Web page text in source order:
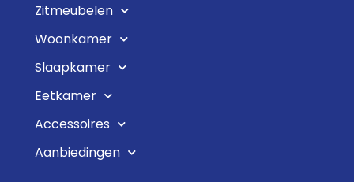
Zitmeubelen
Woonkamer
Slaapkamer
Eetkamer
Accessoires
Aanbiedingen